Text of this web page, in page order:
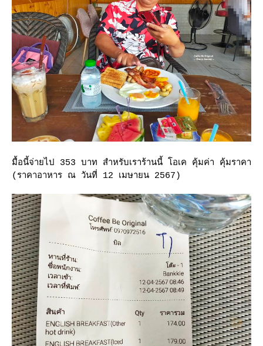
มื้อนี้จ่ายไป 353 บาท สำหรับเราร้านนี้ โอเค คุ้มค่า คุ้มราคา
(ราคาอาหาร ณ วันที่ 12 เมษายน 2567)